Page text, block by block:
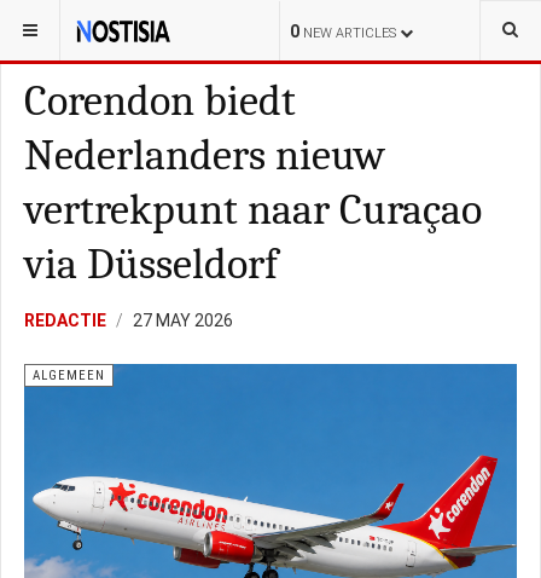
0 NEW ARTICLES
YOU ARE HERE: NEDERLAND POLITIE
Corendon biedt
Nederlanders nieuw
vertrekpunt naar Curaçao
via Düsseldorf
REDACTIE 27 MAY 2026
ALGEMEEN